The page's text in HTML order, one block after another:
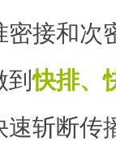
密接和次
到快排、
速斩断传